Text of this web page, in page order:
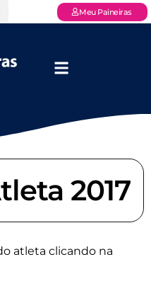
Meu Paineiras
2017